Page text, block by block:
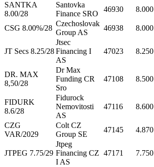
SANTKA
8.00/28
Santovka
Finance SRO
46930 8.000
CSG 8.00%/28
Czechoslovak
Group AS
46938 8.000
JT Secs 8.25/28
Jtsec
Financing I
AS
47023 8.250
DR. MAX
8,50/28
Dr Max
Funding CR
Sro
47108 8.500
FIDURK
8.6/28
Fidurock
Nemovitosti
AS
47116 8.600
CZG
VAR/2029
Colt CZ
Group SE
47145 4.870
JTPEG 7.75/29
Jtpeg
Financing CZ
I AS
47171 7.750